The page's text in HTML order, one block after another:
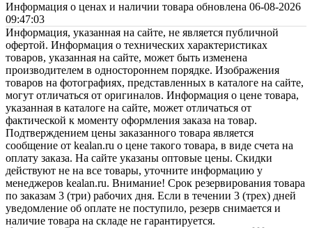
Информация о ценах и наличии товара обновлена 06-08-2026
09:47:03
Информация, указанная на сайте, не является публичной
офертой. Информация о технических характеристиках
товаров, указанная на сайте, может быть изменена
производителем в одностороннем порядке. Изображения
товаров на фотографиях, представленных в каталоге на сайте,
могут отличаться от оригиналов. Информация о цене товара,
указанная в каталоге на сайте, может отличаться от
фактической к моменту оформления заказа на товар.
Подтверждением цены заказанного товара является
сообщение от kealan.ru о цене такого товара, в виде счета на
оплату заказа. На сайте указаны оптовые цены. Скидки
действуют не на все товары, уточните информацию у
менеджеров kealan.ru. Внимание! Срок резервирования товара
по заказам 3 (три) рабочих дня. Если в течении 3 (трех) дней
уведомление об оплате не поступило, резерв снимается и
наличие товара на складе не гарантируется.